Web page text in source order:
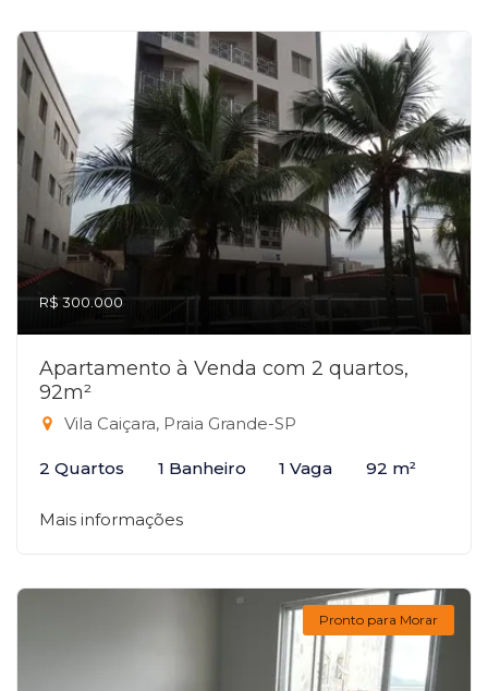
R$ 300.000
Apartamento à Venda com 2 quartos,
92m²
Vila Caiçara, Praia Grande-SP
2 Quartos 1 Banheiro 1 Vaga 92 m²
Mais informações
Pronto para Morar